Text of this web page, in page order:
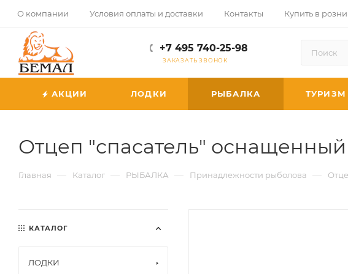
О компании Условия оплаты и доставки Контакты Купить в
+7 495 740-25-98
ЗАКАЗАТЬ ЗВОНОК
АКЦИИ ЛОДКИ РЫБАЛКА ТУРИЗМ
Отцеп "спасатель"
Главная — Каталог — РЫБАЛКА — Принадлежности рыболова —
КАТАЛОГ
ЛОДКИ